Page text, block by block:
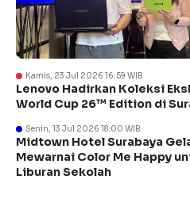
Kamis, 23 Jul 2026 16:59 WIB
Lenovo Hadirkan Koleksi
World Cup 26™ Edition di
Senin, 13 Jul 2026 18:00 WIB
Midtown Hotel Surabaya
Mewarnai Color Me Happy
Liburan Sekolah